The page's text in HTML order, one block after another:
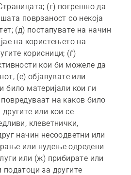
(г) погрешно да
поврзаност со некоја
(д) постапувате на начин
на користењето на
корисници; (ѓ)
кои би можеле да
(е) објавувате или
било материјали кои ги
на каков било
или кои се
клеветнички,
начин несоодветни или
или нудење одредени
или (ж) прибирате или
податоци за другите